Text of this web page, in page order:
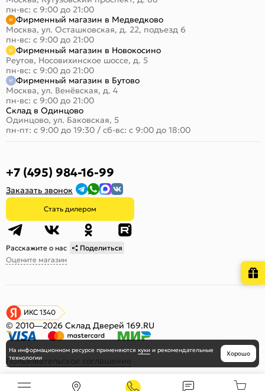
пн-вс: с 9:00 до 21:00
Фирменный магазин в Медведково
Москва, ул. Осташковская, д. 22, подъезд 6
пн-вс: с 9:00 до 21:00
Фирменный магазин в Новокосино
Реутов, Носовихинское шоссе, д. 5
пн-вс: с 9:00 до 21:00
Фирменный магазин в Бутово
Москва, ул. Венёвская, д. 4
пн-вс: с 9:00 до 21:00
Склад в Одинцово
Одинцово, ул. Баковская, 5
пн-пт: с 9:00 до 19:30 / сб-вс: с 9:00 до 18:00
+7 (495) 984-16-99
Заказать звонок
Стать дилером
Расскажите о нас
Поделиться
Оцените магазин
ИКС 1340
© 2010—2026 Склад Дверей 169.RU
Пользовательское соглашение
Политика обработки персональных данных
На информационном ресурсе применяются куки и рекомендательные
технологии
Хорошо